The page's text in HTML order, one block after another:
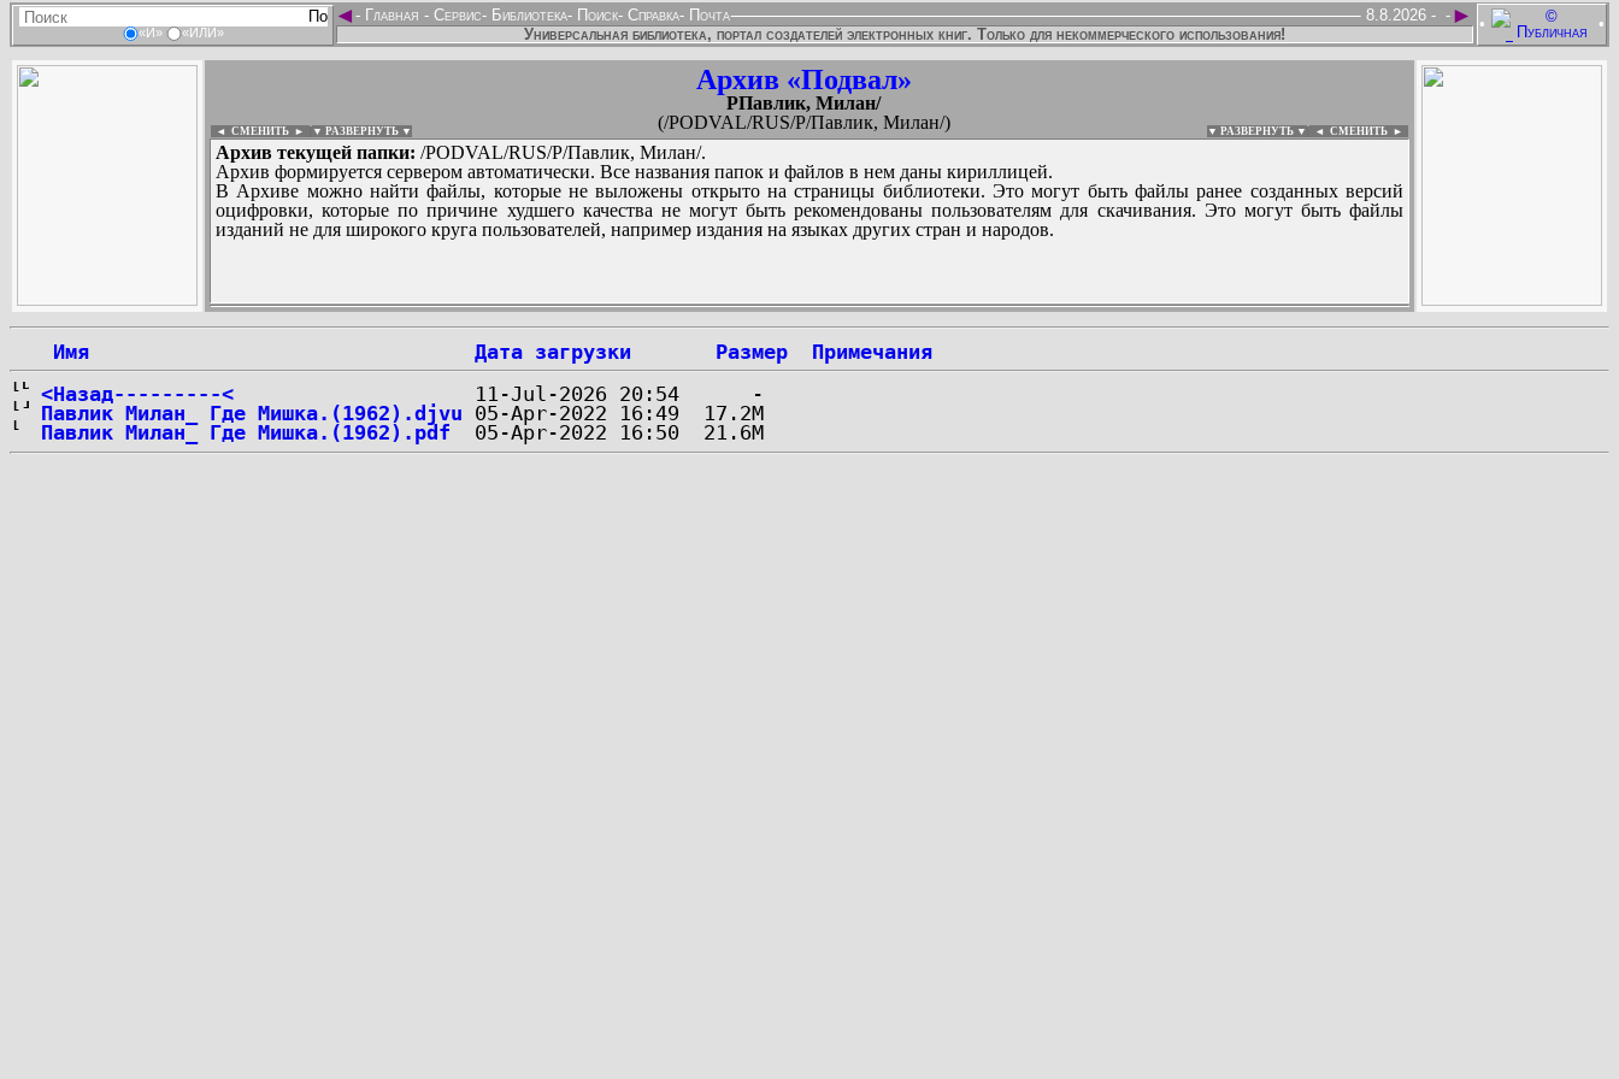
«И» «ИЛИ»
• •
◄ ►
- Главная - Сервис- Библиотека- Поиск- Справка- Почта -
8.8.2026 -
Универсальная библиотека, портал создателей электронных книг. Только для некоммерческого использования!
Архив «Подвал»
PПавлик, Милан/
(/PODVAL/RUS/P/Павлик, Милан/)
◄ СМЕНИТЬ ► ▼ РАЗВЕРНУТЬ ▼ ▼ РАЗВЕРНУТЬ ▼ ◄ СМЕНИТЬ ►
Архив текущей папки: /PODVAL/RUS/P/Павлик, Милан/.
Архив формируется сервером автоматически. Все названия папок и файлов в нем даны кириллицей.
В Архиве можно найти файлы, которые не выложены открыто на страницы библиотеки. Это могут быть файлы ранее созданных версий
оцифровки, которые по причине худшего качества не могут быть рекомендованы пользователям для скачивания. Это могут быть файлы
изданий не для широкого круга пользователей, например издания на языках других стран и народов.
:
...
Имя Дата загрузки Размер
Примечания
<Назад---------<
Павлик Милан_ Где Мишка.(1962).djvu
Павлик Милан_ Где Мишка.(1962).pdf